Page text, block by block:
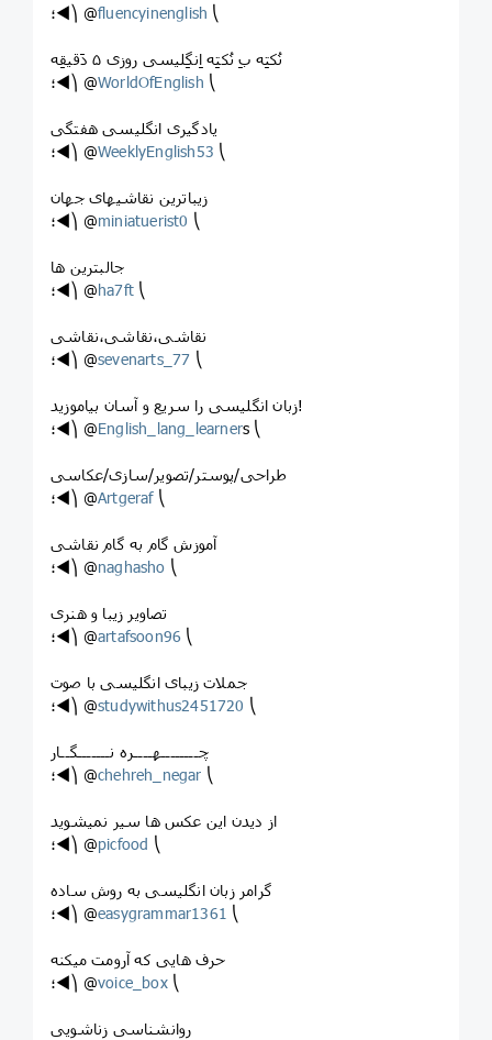
؛◄⎞ @fluencyinenglish ⎝
نُکتِه بِ نُکتِه اِنگِلیسی روزی ۵ دَقیقِه
؛◄⎞ @WorldOfEnglish ⎝
یادگیری انگلیسی هفتگی
؛◄⎞ @WeeklyEnglish53 ⎝
زیباترین نقاشیهای جهان
؛◄⎞ @miniatuerist0 ⎝
جالبترین ها
؛◄⎞ @ha7ft ⎝
نقاشی،نقاشی،نقاشی
؛◄⎞ @sevenarts_77 ⎝
زبان انگلیسی را سریع و آسان بیاموزید!
؛◄⎞ @English_lang_learners ⎝
طراحی/پوستر/تصویر/سازی/عکاسی
؛◄⎞ @Artgeraf⎝
آموزش گام به گام نقاشی
؛◄⎞ @naghasho ⎝
تصاویر زیبا و هنری
؛◄⎞ @artafsoon96 ⎝
جملات زیبای انگلیسی با صوت
؛◄⎞ @studywithus2451720 ⎝
چــــــــهــــره نـــــــگــار
؛◄⎞ @chehreh_negar ⎝
از دیدن این عکس ها سیر نمیشوید
؛◄⎞ @picfood ⎝
گرامر زبان انگلیسی به روش ساده
؛◄⎞ @easygrammar1361 ⎝
حرف هایی که آرومت میکنه
؛◄⎞ @voice_box⎝
روانشناسی زناشویی